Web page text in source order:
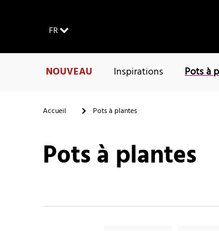
FR
NOUVEAU Inspirations Pots à
Accueil Pots à plantes
Pots à plantes